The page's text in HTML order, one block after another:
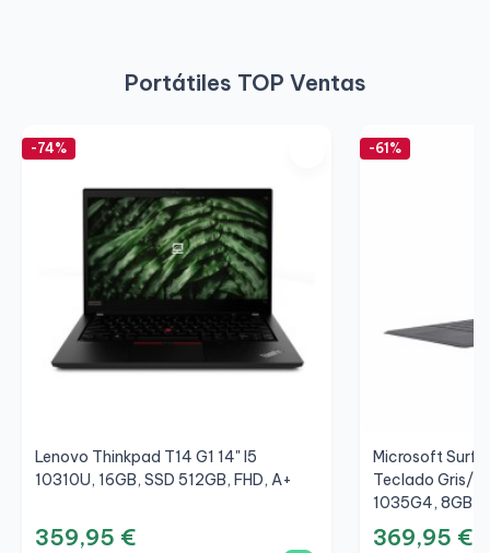
Portátiles TOP Ventas
-74%
Lenovo Thinkpad T14 G1 14" I5
10310U, 16GB, SSD 512GB, FHD, A+
359,95 €
-61%
Microsoft
Teclado Gris/
1035G4, 8GB,
369,95 €